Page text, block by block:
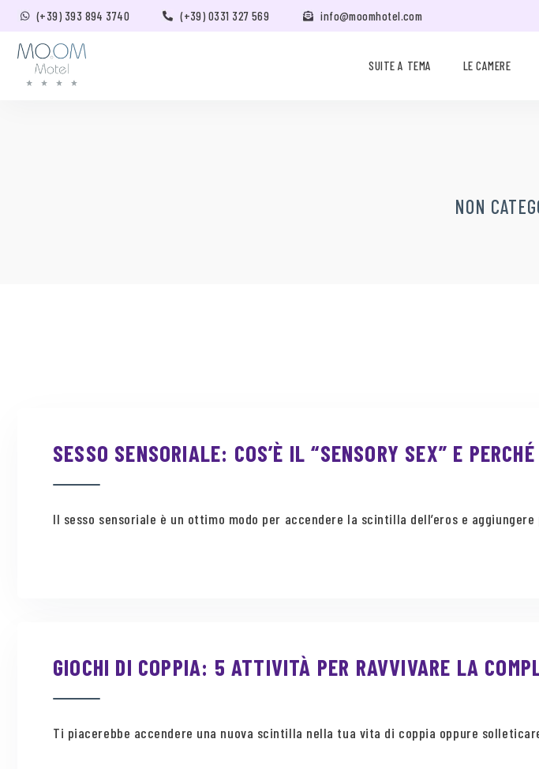
(+39) 393 894 3740 (+39) 0331 327 569 info@moomhotel.com
SUITE A TEMA LE CAMERE
NON
SESSO SENSORIALE: COS’È IL “SENSORY SEX” E
Il sesso sensoriale è un ottimo modo per accendere la scintilla dell’eros e
GIOCHI DI COPPIA: 5 ATTIVITÀ PER RAVVIVARE LA
Ti piacerebbe accendere una nuova scintilla nella tua vita di coppia oppure